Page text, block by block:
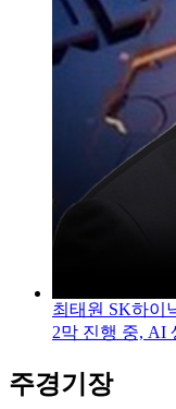
최태원 SK하이
2막 진행 중, AI
주경기장